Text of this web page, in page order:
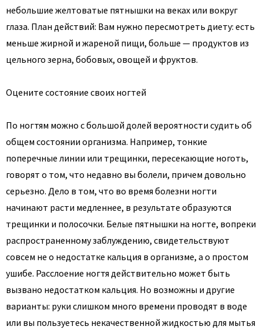
небольшие желтоватые пятнышки на веках или вокруг
глаза. План действий: Вам нужно пересмотреть диету: есть
меньше жирной и жареной пищи, больше — продуктов из
цельного зерна, бобовых, овощей и фруктов.
Оцените состояние своих ногтей
По ногтям можно с большой долей вероятности судить об
общем состоянии организма. Например, тонкие
поперечные линии или трещинки, пересекающие ноготь,
говорят о том, что недавно вы болели, причем довольно
серьезно. Дело в том, что во время болезни ногти
начинают расти медленнее, в результате образуются
трещинки и полосочки. Белые пятнышки на ногте, вопреки
распространенному заблуждению, свидетельствуют
совсем не о недостатке кальция в организме, а о простом
ушибе. Расслоение ногтя действительно может быть
вызвано недостатком кальция. Но возможны и другие
варианты: руки слишком много времени проводят в воде
или вы пользуетесь некачественной жидкостью для мытья